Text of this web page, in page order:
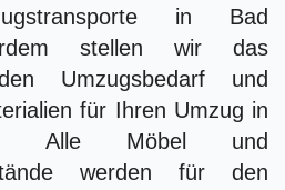
in Bad
stellen wir das
Umzugsbedarf und
für Ihren Umzug in
Alle Möbel und
werden für den